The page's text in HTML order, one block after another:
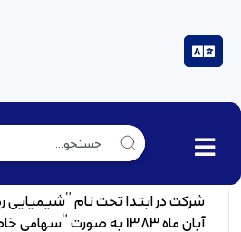
آبان ماه 1383 به صورت